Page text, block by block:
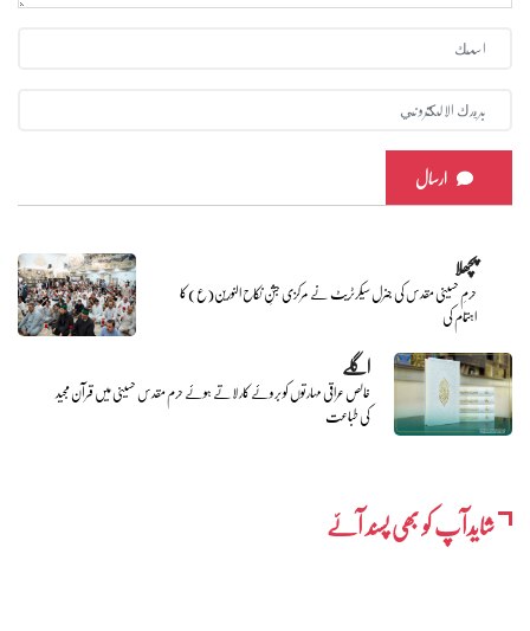
ارسال
پچھلا
حرمِ حسینی مقدس کی جنرل سیکرٹریٹ نے مرکزی جشنِ نکاح النورین(ع) کا
اہتمام کی
اگلے
خالص عراقی مہارتوں کو بروئے کار لاتے ہوئے حرم مقدس حسینی میں قرآن مجید
کی طباعت
شایدآپ کو بھی پسند آئے